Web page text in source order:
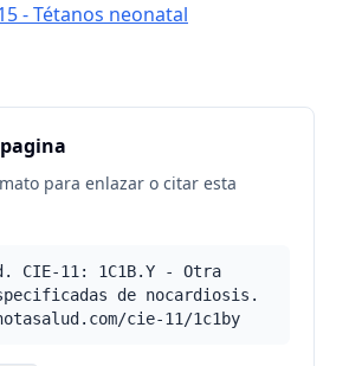
- Tétanos neonatal
para enlazar o citar esta
CIE-11: 1C1B.Y - Otra
de nocardiosis.
cie-11/1c1by